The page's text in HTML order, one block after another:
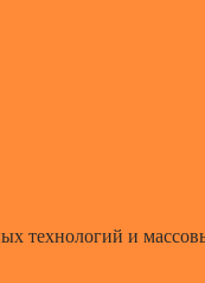
технологий и